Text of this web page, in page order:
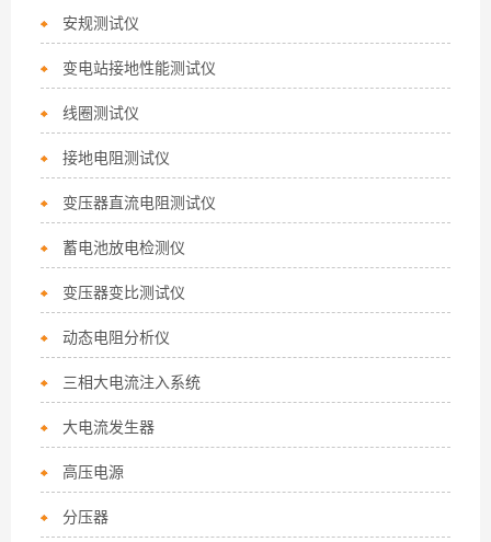
安规测试仪
变电站接地性能测试仪
线圈测试仪
接地电阻测试仪
变压器直流电阻测试仪
蓄电池放电检测仪
变压器变比测试仪
动态电阻分析仪
三相大电流注入系统
大电流发生器
高压电源
分压器